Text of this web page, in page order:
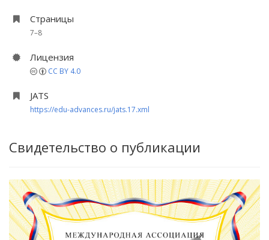
Страницы
7–8
Лицензия
CC BY 4.0
JATS
https://edu-advances.ru/jats.17.xml
Свидетельство о публикации